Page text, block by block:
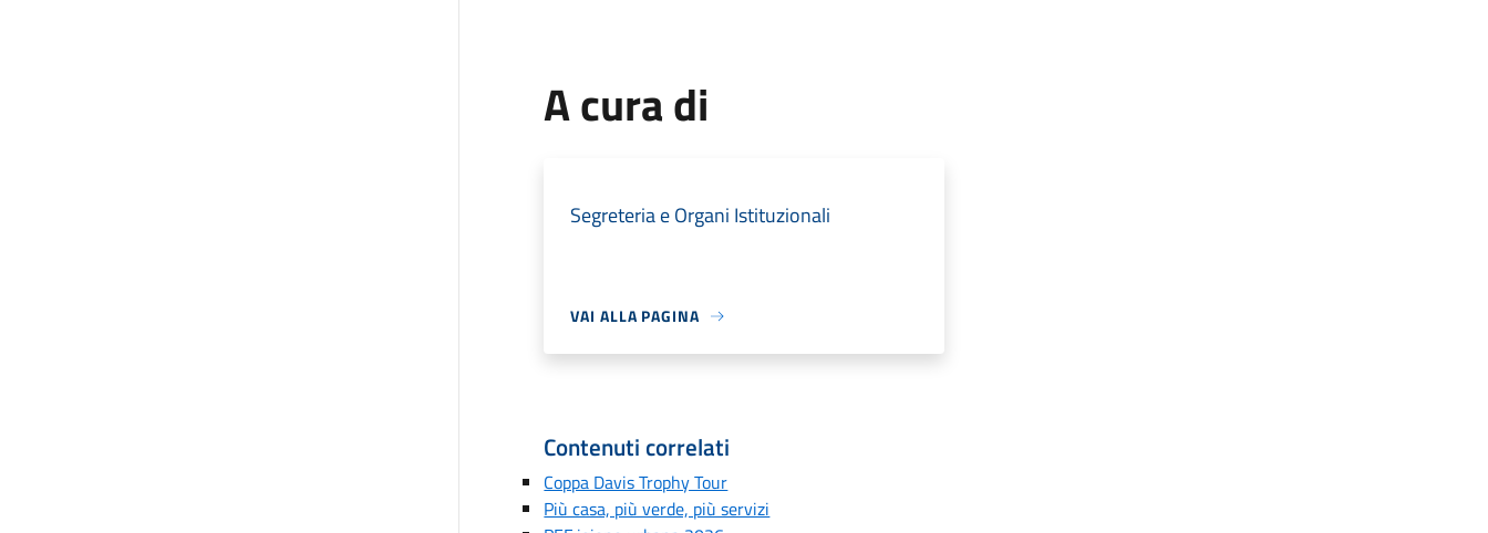
A cura di
Segreteria e Organi Istituzionali
VAI ALLA PAGINA
Contenuti correlati
Coppa Davis Trophy Tour
Più casa, più verde, più servizi